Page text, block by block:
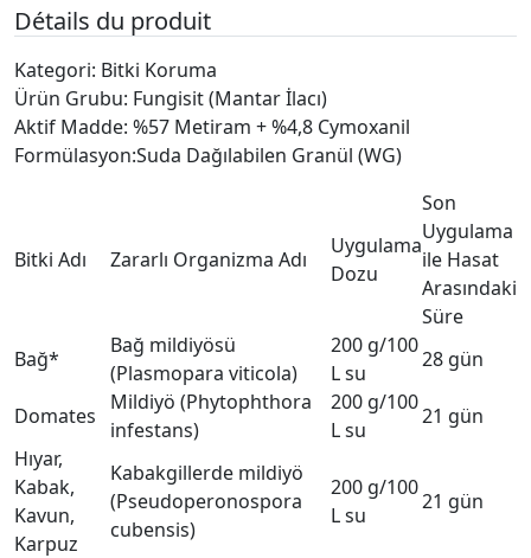
Détails du produit
Kategori: Bitki Koruma
Ürün Grubu: Fungisit (Mantar İlacı)
Aktif Madde: %57 Metiram + %4,8 Cymoxanil
Formülasyon:Suda Dağılabilen Granül (WG)
Bitki Adı Zararlı Organizma Adı
Uygulama
Dozu
Son
Uygulama
ile Hasat
Arasındaki
Süre
Bağ*
Bağ mildiyösü
(Plasmopara viticola)
200 g/100
L su
28 gün
Domates
Mildiyö (Phytophthora
infestans)
200 g/100
L su
21 gün
Hıyar,
Kabak,
Kavun,
Karpuz
Kabakgillerde mildiyö
(Pseudoperonospora
cubensis)
200 g/100
L su
21 gün